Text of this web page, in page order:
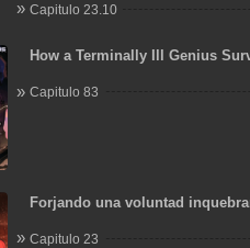
Capitulo 23.10
How a Terminally Ill Genius
Capitulo 83
Forjando una voluntad
Capitulo 23